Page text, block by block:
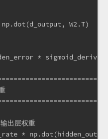
W2.T)
*
出层权重
*